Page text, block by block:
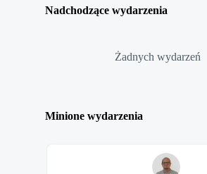
Nadchodzące wydarzenia
Żadnych wydarzeń
Minione wydarzenia